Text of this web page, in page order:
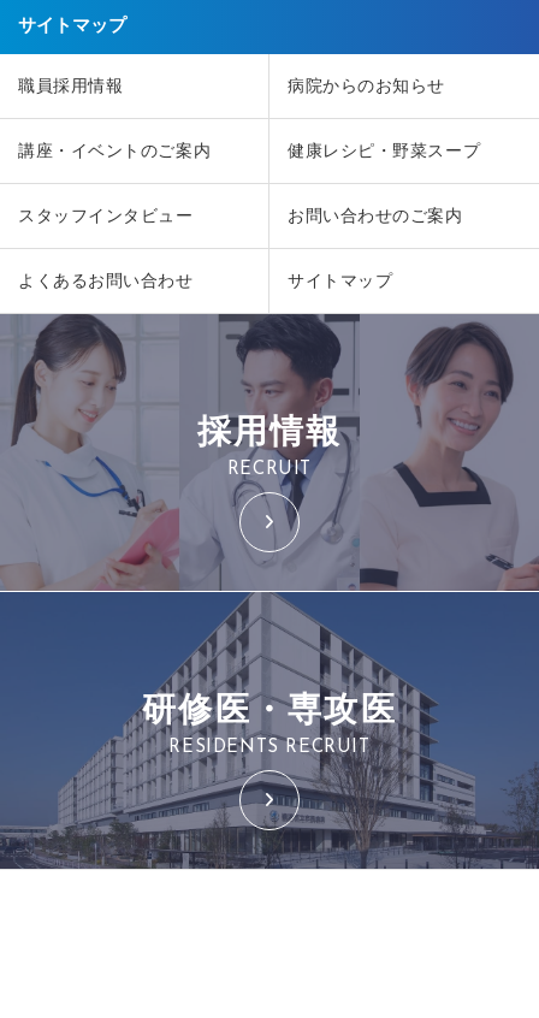
サイトマップ
職員採用情報 病院からのお知らせ
講座・イベントのご案内 健康レシピ・野菜スープ
スタッフインタビュー お問い合わせのご案内
よくあるお問い合わせ サイトマップ
採用情報
RECRUIT
研修医・専攻医
RESIDENTS RECRUIT